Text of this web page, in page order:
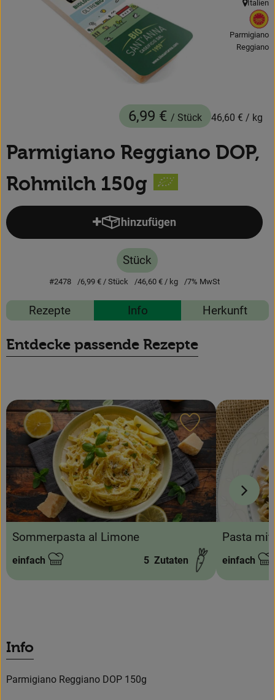
Obst & Gemüse
Körperpflege
Haushalt & Garten
Geschäftskunden-Shop
Blog
Parmigiano Reggiano DOP,
Rohmilch 150g
6,99 € / Stück 46,60 € / kg
,
Italien
,
Parmigiano
Reggiano
hinzufügen
Produkt zum Warenkorb
Stück
#2478 6,99 € / Stück 46,60 € / kg 7% MwSt
Rezepte Info Herkunft
Entdecke passende Rezepte
Sommerpasta al Limone
Schwierigkeit:
einfach 5 Zutaten
Rezept zu
Pasta mit
einfach
Info
Parmigiano Reggiano DOP 150g